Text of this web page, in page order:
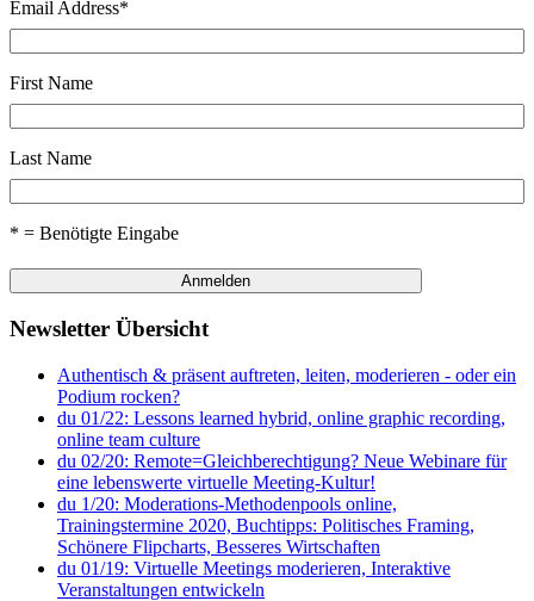
Email Address*
First Name
Last Name
* = Benötigte Eingabe
Newsletter Übersicht
Authentisch & präsent auftreten, leiten, moderieren - oder ein
Podium rocken?
du 01/22: Lessons learned hybrid, online graphic recording,
online team culture
du 02/20: Remote=Gleichberechtigung? Neue Webinare für
eine lebenswerte virtuelle Meeting-Kultur!
du 1/20: Moderations-Methodenpools online,
Trainingstermine 2020, Buchtipps: Politisches Framing,
Schönere Flipcharts, Besseres Wirtschaften
du 01/19: Virtuelle Meetings moderieren, Interaktive
Veranstaltungen entwickeln